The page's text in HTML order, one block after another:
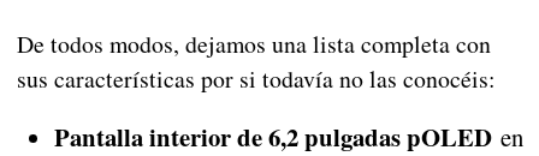
De todos modos, dejamos una lista completa con
sus características por si todavía no las conocéis:
Pantalla interior de 6,2 pulgadas pOLEDen